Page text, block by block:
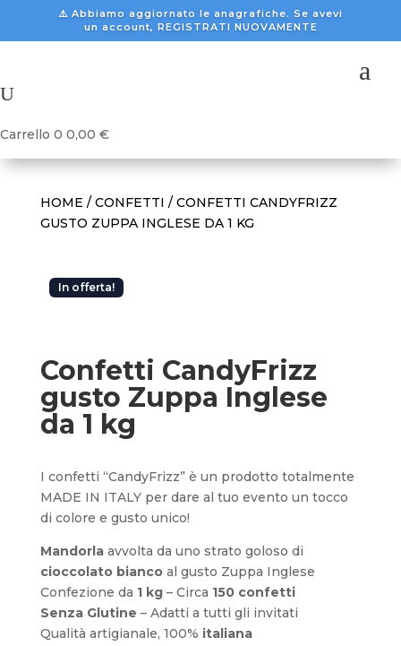
⚠️ Abbiamo aggiornato le anagrafiche. Se avevi
un account, REGISTRATI NUOVAMENTE
a
U
Carrello 0 0,00 €
HOME / CONFETTI / CONFETTI CANDYFRIZZ
GUSTO ZUPPA INGLESE DA 1 KG
In offerta!
Confetti CandyFrizz
gusto Zuppa Inglese
da 1 kg
I confetti “CandyFrizz” è un prodotto totalmente
MADE IN ITALY per dare al tuo evento un tocco
di colore e gusto unico!
Mandorlaavvolta da uno strato goloso di
cioccolato bianco al gusto Zuppa Inglese
Confezione da 1 kg– Circa 150 confetti
Senza Glutine – Adatti a tutti gli invitati
Qualità artigianale, 100% italiana